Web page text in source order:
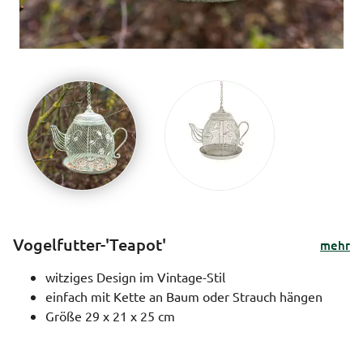
Vogelfutter-'Teapot'
mehr
witziges Design im Vintage-Stil
einfach mit Kette an Baum oder Strauch hängen
Größe 29 x 21 x 25 cm